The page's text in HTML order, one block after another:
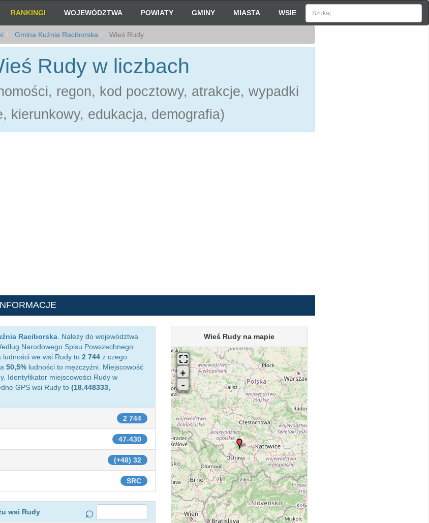
RANKINGI WOJEWÓDZTWA POWIATY GMINY MIASTA WSIE
Gmina Kuźnia Raciborska Wieś Rudy
Rudy w liczbach
regon, kod pocztowy, atrakcje, wypadki
kierunkowy, edukacja, demografia)
Raciborska . Należy do województwa
Narodowego Spisu Powszechnego
we wsi Rudy to 2 744 z czego
50,5% ludności to mężczyźni. Miejscowość
Identyfikator miejscowości Rudy w
GPS wsi Rudy to (18.448333,
2 744
47-430
(+48) 32
SRC
wsi Rudy
Wieś Rudy na mapie